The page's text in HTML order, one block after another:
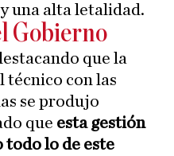
una alta letalidad.
Gobierno
que la
con las
se produjo
que esta gestión
todo lo de este